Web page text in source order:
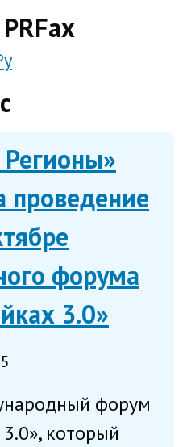
проведение
форума
3.0»
форум
который